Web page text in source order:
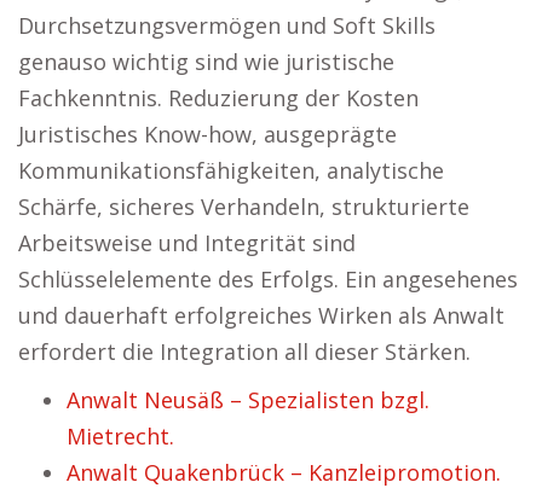
Durchsetzungsvermögen und Soft Skills
genauso wichtig sind wie juristische
Fachkenntnis. Reduzierung der Kosten
Juristisches Know-how, ausgeprägte
Kommunikationsfähigkeiten, analytische
Schärfe, sicheres Verhandeln, strukturierte
Arbeitsweise und Integrität sind
Schlüsselelemente des Erfolgs. Ein angesehenes
und dauerhaft erfolgreiches Wirken als Anwalt
erfordert die Integration all dieser Stärken.
Anwalt Neusäß – Spezialisten bzgl.
Mietrecht.
Anwalt Quakenbrück – Kanzleipromotion.